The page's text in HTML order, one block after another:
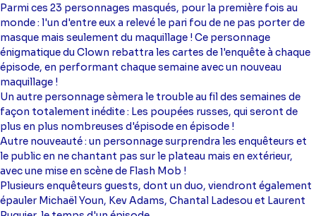
Parmi ces 23 personnages masqués, pour la première fois au
monde : l'un d'entre eux a relevé le pari fou de ne pas porter de
masque mais seulement du maquillage ! Ce personnage
énigmatique du Clown rebattra les cartes de l'enquête à chaque
épisode, en performant chaque semaine avec un nouveau
maquillage !
Un autre personnage sèmera le trouble au fil des semaines de
façon totalement inédite : Les poupées russes, qui seront de
plus en plus nombreuses d'épisode en épisode !
Autre nouveauté : un personnage surprendra les enquêteurs et
le public en ne chantant pas sur le plateau mais en extérieur,
avec une mise en scène de Flash Mob !
Plusieurs enquêteurs guests, dont un duo, viendront également
épauler Michaël Youn, Kev Adams, Chantal Ladesou et Laurent